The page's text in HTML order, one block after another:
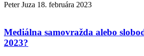
Peter Juza 18. februára 2023
Mediálna samovražda alebo
2023?